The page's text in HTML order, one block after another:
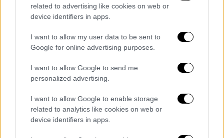
related to advertising like cookies on web or
device identifiers in apps.
I want to allow my user data to be sent to
Google for online advertising purposes.
I want to allow Google to send me
personalized advertising.
I want to allow Google to enable storage
related to analytics like cookies on web or
device identifiers in apps.
Ώρα Ελλάδος...|10.08.2026 12:18
Ώρα Ελλάδος 10/08/2026
Κεντρικό...|09.08.2026 20:50
Κεντρικό δελτίο ειδήσεων 09/08/2026